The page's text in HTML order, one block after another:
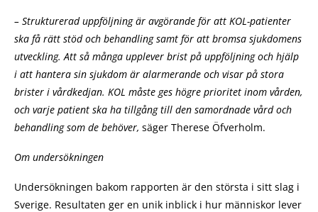
– Strukturerad uppföljning är avgörande för att KOL-patienter
ska få rätt stöd och behandling samt för att bromsa sjukdomens
utveckling. Att så många upplever brist på uppföljning och hjälp
i att hantera sin sjukdom är alarmerande och visar på stora
brister i vårdkedjan. KOL måste ges högre prioritet inom vården,
och varje patient ska ha tillgång till den samordnade vård och
behandling som de behöver, säger Therese Öfverholm.
Om undersökningen
Undersökningen bakom rapporten är den största i sitt slag i
Sverige. Resultaten ger en unik inblick i hur människor lever